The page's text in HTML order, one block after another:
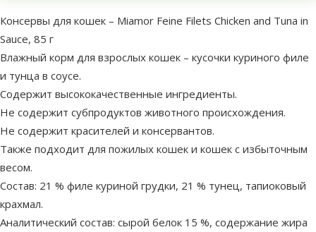
superzoo.product.detail.content
Консервы для кошек – Miamor Feine Filets Chicken and Tuna in
Sauce, 85 г
Влажный корм для взрослых кошек – кусочки куриного филе
и тунца в соусе.
Содержит высококачественные ингредиенты.
Не содержит субпродуктов животного происхождения.
Не содержит красителей и консервантов.
Также подходит для пожилых кошек и кошек с избыточным
весом.
Состав: 21 % филе куриной грудки, 21 % тунец, тапиоковый
крахмал.
Аналитический состав: сырой белок 15 %, содержание жира